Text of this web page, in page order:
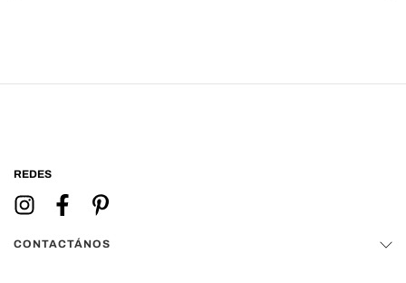
REDES
CONTACTÁNOS